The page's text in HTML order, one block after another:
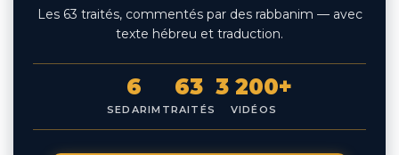
Les 63 traités, commentés par des rabbanim — avec
texte hébreu et traduction.
6
SEDARIM
63
TRAITÉS
3 200+
VIDÉOS